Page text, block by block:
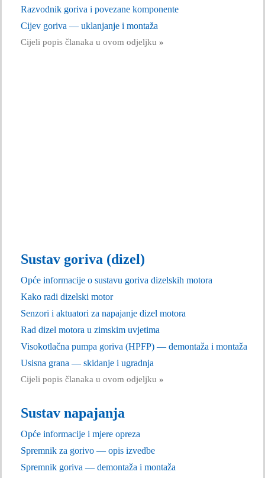
Razvodnik goriva i povezane komponente
Cijev goriva — uklanjanje i montaža
Cijeli popis članaka u ovom odjeljku »
Sustav goriva (dizel)
Opće informacije o sustavu goriva dizelskih motora
Kako radi dizelski motor
Senzori i aktuatori za napajanje dizel motora
Rad dizel motora u zimskim uvjetima
Visokotlačna pumpa goriva (HPFP) — demontaža i montaža
Usisna grana — skidanje i ugradnja
Cijeli popis članaka u ovom odjeljku »
Sustav napajanja
Opće informacije i mjere opreza
Spremnik za gorivo — opis izvedbe
Spremnik goriva — demontaža i montaža